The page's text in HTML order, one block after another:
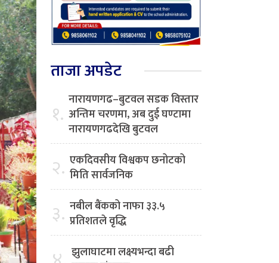
ताजा अपडेट
१. नारायणगढ–बुटवल सडक विस्तार
अन्तिम चरणमा, अब दुई घण्टामा
नारायणगढदेखि बुटवल
२. एकदिवसीय विश्वकप छनोटको
मिति सार्वजनिक
३. नबील बैंकको नाफा ३३.५
प्रतिशतले वृद्धि
झुलाघाटमा लक्ष्यभन्दा बढी